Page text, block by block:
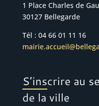
1 Place Charles de
30127 Bellegarde
Tél : 04 66 01 11 16
S’inscrire au
de la ville